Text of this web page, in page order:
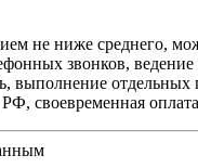
не ниже среднего,
звонков,
выполнение отдельных
своевременная